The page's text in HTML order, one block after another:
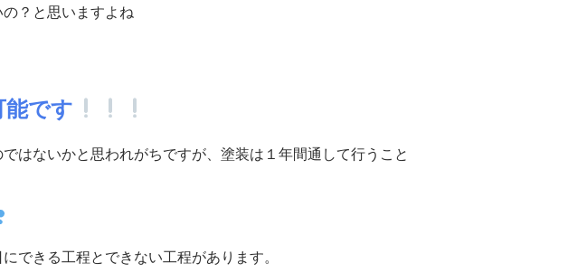
？と思いますよね
能です
はないかと思われがちですが、塗装は１年間通して行うこと
できる工程とできない工程があります。